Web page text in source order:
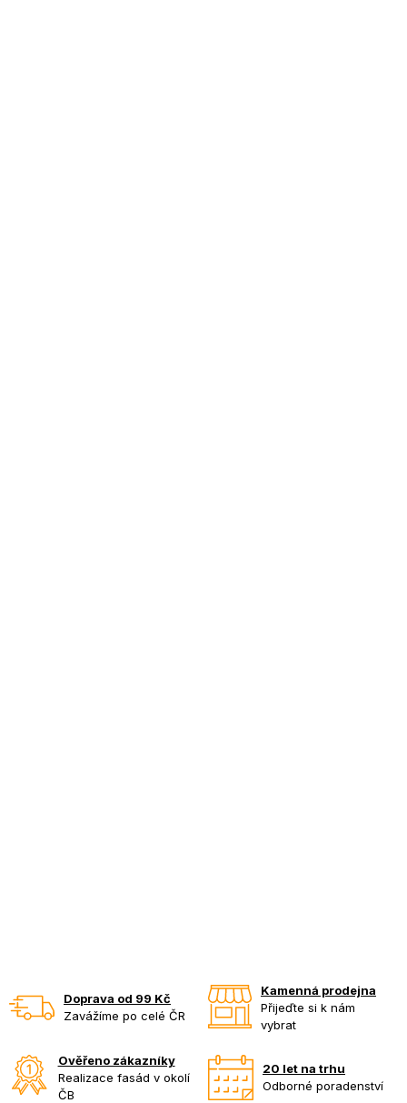
Doprava od 99 Kč
Zavážíme po celé ČR
Kamenná prodejna
Přijeďte si k nám
vybrat
Ověřeno zákazníky
Realizace fasád v okolí
ČB
20 let na trhu
Odborné poradenství